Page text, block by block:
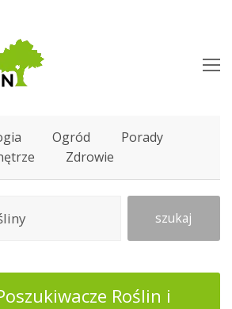
Ogród
Porady
Zdrowie
szukaj
Roślin i